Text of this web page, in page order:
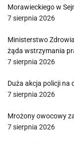
Morawieckiego w
7 sierpnia 2026
Ministerstwo
żąda wstrzymania
7 sierpnia 2026
Duża akcja policji na
7 sierpnia 2026
Mrożony owocowy
7 sierpnia 2026